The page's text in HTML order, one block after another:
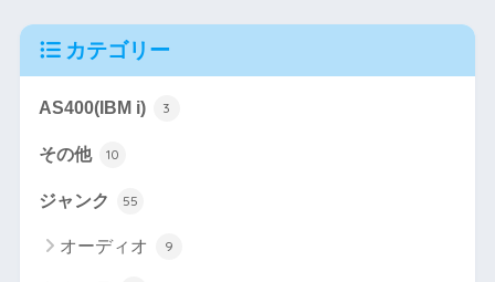
カテゴリー
AS400(IBM i) 3
その他 10
ジャンク 55
オーディオ 9